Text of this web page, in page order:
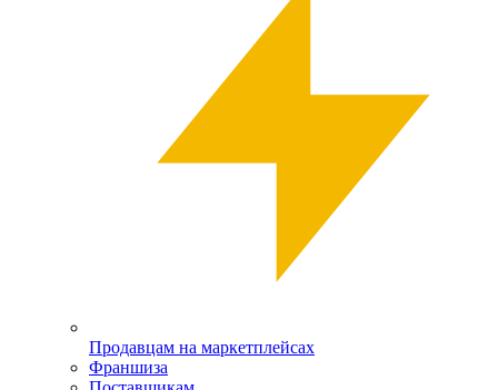
Продавцам на маркетплейсах
Франшиза